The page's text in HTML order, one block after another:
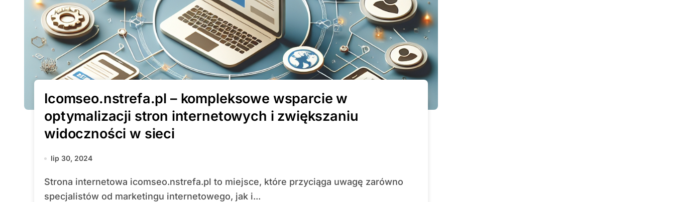
Icomseo.nstrefa.pl – kompleksowe wsparcie w
optymalizacji stron internetowych i zwiększaniu
widoczności w sieci
lip 30, 2024
Strona internetowa icomseo.nstrefa.pl to miejsce, które przyciąga uwagę zarówno
specjalistów od marketingu internetowego, jak i...